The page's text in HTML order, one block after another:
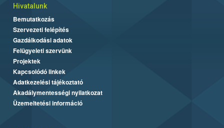
Hivatalunk
Bemutatkozás
Szervezeti felépítés
Gazdálkodási adatok
Felügyeleti szervünk
Projektek
Kapcsolódó linkek
Adatkezelési tájékoztató
Akadálymentességi nyilatkozat
Üzemeltetési információ